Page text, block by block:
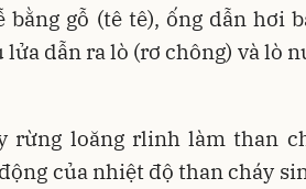
bằng gỗ (tê tê), ống dẫn hơi
dẫn ra lò (rơ chông) và lò
rừng loăng rlinh làm than
của nhiệt độ than cháy